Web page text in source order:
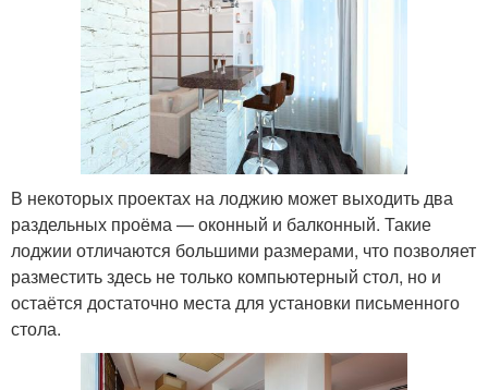
В некоторых проектах на лоджию может выходить два
раздельных проёма — оконный и балконный. Такие
лоджии отличаются большими размерами, что позволяет
разместить здесь не только компьютерный стол, но и
остаётся достаточно места для установки письменного
стола.